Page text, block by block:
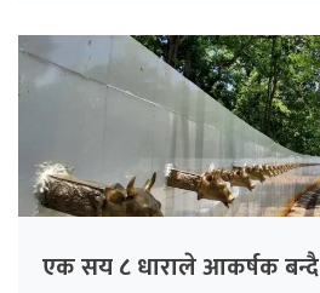
एक सय ८ धाराले आकर्षक बन्दै